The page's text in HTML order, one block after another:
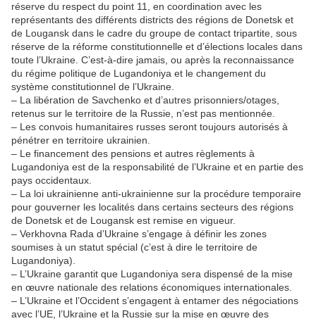
réserve du respect du point 11, en coordination avec les
représentants des différents districts des régions de Donetsk et
de Lougansk dans le cadre du groupe de contact tripartite, sous
réserve de la réforme constitutionnelle et d’élections locales dans
toute l’Ukraine. C’est-à-dire jamais, ou après la reconnaissance
du régime politique de Lugandoniya et le changement du
système constitutionnel de l’Ukraine.
– La libération de Savchenko et d’autres prisonniers/otages,
retenus sur le territoire de la Russie, n’est pas mentionnée.
– Les convois humanitaires russes seront toujours autorisés à
pénétrer en territoire ukrainien.
– Le financement des pensions et autres règlements à
Lugandoniya est de la responsabilité de l’Ukraine et en partie des
pays occidentaux.
– La loi ukrainienne anti-ukrainienne sur la procédure temporaire
pour gouverner les localités dans certains secteurs des régions
de Donetsk et de Lougansk est remise en vigueur.
– Verkhovna Rada d’Ukraine s’engage à définir les zones
soumises à un statut spécial (c’est à dire le territoire de
Lugandoniya).
– L’Ukraine garantit que Lugandoniya sera dispensé de la mise
en œuvre nationale des relations économiques internationales.
– L’Ukraine et l’Occident s’engagent à entamer des négociations
avec l’UE, l’Ukraine et la Russie sur la mise en œuvre des